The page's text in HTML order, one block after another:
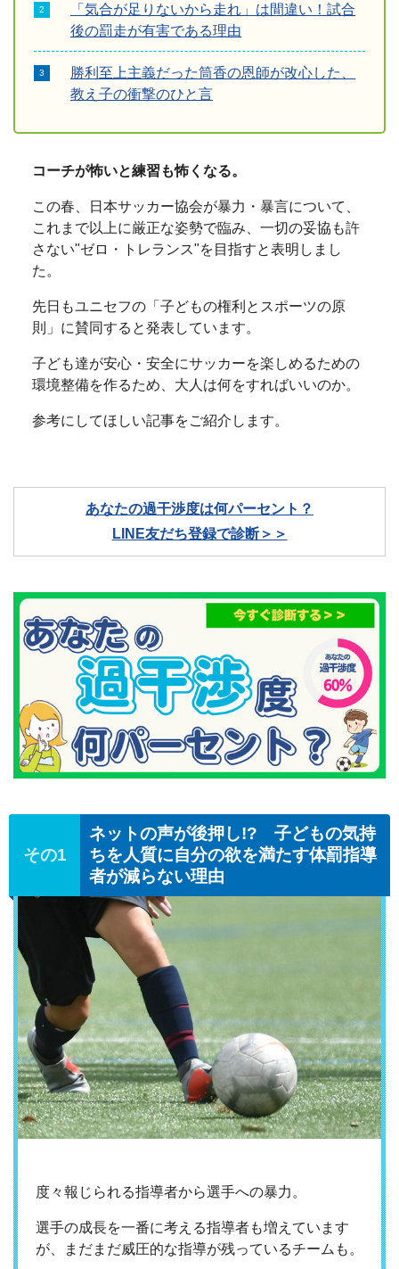
「気合が足りないから走れ」は間違い！試合
後の罰走が有害である理由
勝利至上主義だった筒香の恩師が改心した、
教え子の衝撃のひと言
コーチが怖いと練習も怖くなる。
この春、日本サッカー協会が暴力・暴言について、
これまで以上に厳正な姿勢で臨み、一切の妥協も許
さない"ゼロ・トレランス"を目指すと表明しまし
た。
先日もユニセフの「子どもの権利とスポーツの原
則」に賛同すると発表しています。
子ども達が安心・安全にサッカーを楽しめるための
環境整備を作るため、大人は何をすればいいのか。
参考にしてほしい記事をご紹介します。
あなたの過干渉度は何パーセント？
LINE友だち登録で診断＞＞
ネットの声が後押し!? 子どもの気持
ちを人質に自分の欲を満たす体罰指導
者が減らない理由
度々報じられる指導者から選手への暴力。
選手の成長を一番に考える指導者も増えています
が、まだまだ威圧的な指導が残っているチームも。